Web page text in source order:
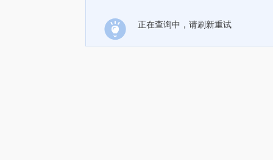
正在查询中，请刷新重试